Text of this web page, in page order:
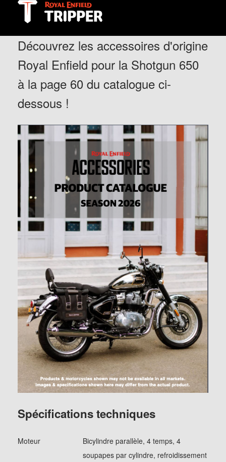
Découvrez les accessoires d'origine
Royal Enfield pour la Shotgun 650
à la page 60 du catalogue ci-
dessous !
Spécifications techniques
Moteur
Bicylindre parallèle, 4 temps, 4
soupapes par cylindre, refroidissement